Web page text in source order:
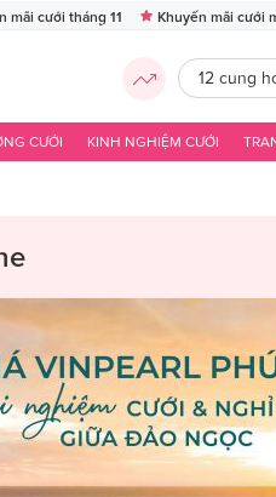
mãi cưới tháng 11 Khuyến mãi cưới
12 cung
CƯỚI KINH NGHIỆM CƯỚI